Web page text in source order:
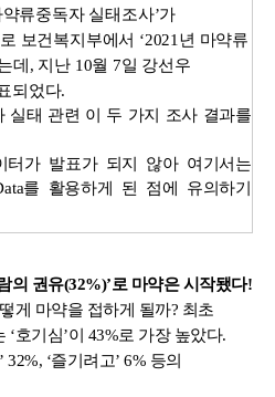
류중독자 실태조사’가
보건복지부에서 ‘2021년 마약류
데, 지난 10월 7일 강선우
되었다.
실태 관련 이 두 가지 조사 결과를
터가 발표가 되지 않아 여기서는
를 활용하게 된 점에 유의하기
의 권유(32%)’로 마약은 시작됐다!
게 마약을 접하게 될까? 최초
호기심’이 43%로 가장 높았다.
‘즐기려고’ 6% 등의